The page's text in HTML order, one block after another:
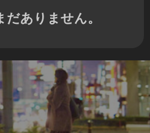
ありません。